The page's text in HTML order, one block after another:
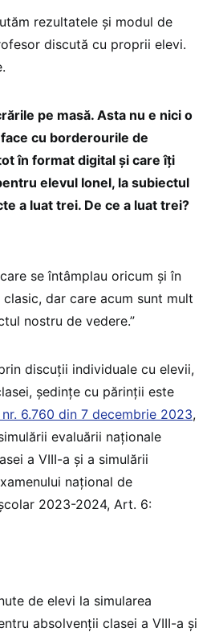
rezultatele și modul de
discută cu proprii elevi.
pe masă. Asta nu e nici o
cu borderourile de
în format digital și care îți
elevul Ionel, la subiectul
a luat trei. De ce a luat trei?
se întâmplau oricum și în
dar care acum sunt mult
nostru de vedere.”
discuții individuale cu elevii,
ședințe cu părinții este
6.760 din 7 decembrie 2023,
evaluării naționale
a VIII-a și a simulării
național de
2023-2024, Art. 6:
de elevi la simularea
absolvenții clasei a VIII-a și